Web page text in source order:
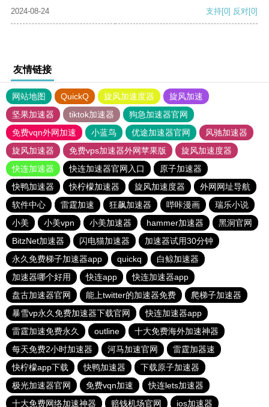
2024-08-24
支持[0] 反对[0]
友情链接
网站地图 QuickQ 旋风加速度器
旋风加速
坚果加速器
tiktok加速器
狗急加速器官网
免费vqn外网加速
小蓝鸟 优途加速器官网
风驰加速器
旋风加速器
免费vps加速器外网苹果版
旋风加速度器
快连加速器
快连加速器官网入口
原子加速器
快鸭加速器
快柠檬加速器 旋风加速度器
外网网址导航
软件中心
雷霆加速 狂飙加速器 哔咔漫画
瑞乐小说
小美
小美vpn 小美加速器 hammer加速器
黑洞官网
BitzNet加速器
闪电猫加速器
加速器试用30分钟
永久免费梯子加速器app
quickq
白鲸加速器
加速器哪个好用
快连app
快连加速器app
盘古加速器官网
能上twitter的加速器免费
爬梯子加速器
暴雪vp永久免费加速器下载官网
快连加速器app
雷霆加速免费永久
outline
十大免费海外加速神器
每天免费2小时加速器
河马加速官网
雷霆加器速
快柠檬app下载
快鸭加速器
下载原子加速器
极光加速器官网
免费vqn加速
快连lets加速器
十大免费网络加速神器
赔钱机场官网 ios加速器